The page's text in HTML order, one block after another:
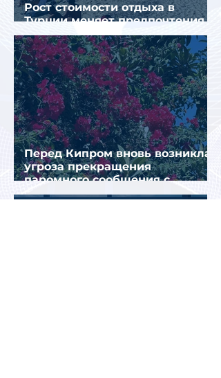
Рост стоимости отдыха в
Турции меняет предпочтения
туристов
Перед Кипром вновь возникла
угроза прекращения
паромного сообщения с
Грецией